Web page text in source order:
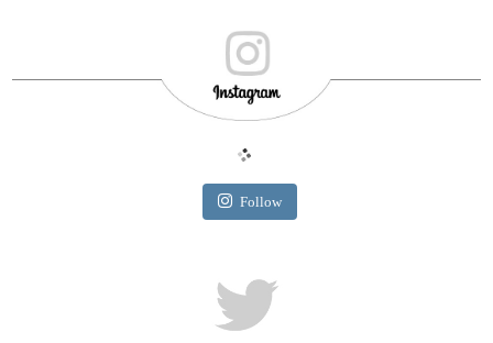
Follow